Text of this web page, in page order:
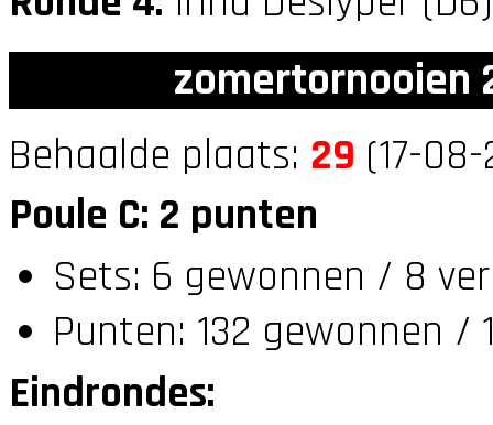
zomertornooien
Behaalde plaats: 29 (17-
Poule C: 2 punten
Sets: 6 gewonnen / 8
Punten: 132 gewonnen /
Eindrondes: